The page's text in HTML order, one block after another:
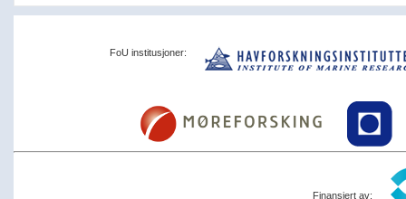
FoU institusjoner:
Finansiert av: